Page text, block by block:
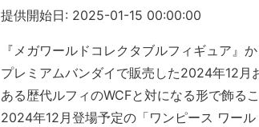
提供開始日: 2025-01-15 00:00:00
『メガワールドコレクタブルフィギュア』
プレミアムバンダイで販売した2024年12
ある歴代ルフィのWCFと対になる形で飾る
2024年12月登場予定の「ワンピース ワー